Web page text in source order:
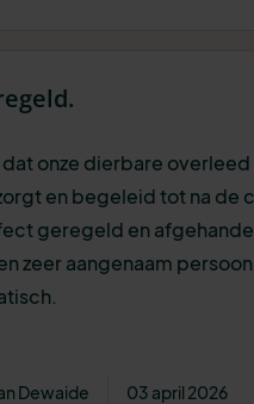
onze dierbare
en begeleid tot na de
geregeld en
zeer aangenaam
Dewaide 03 april 2026